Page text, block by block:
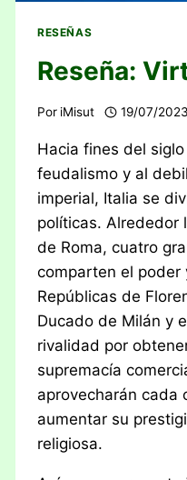
RESEÑAS
Reseña:
Por iMisut 19/07/2023
Hacia fines del
feudalismo y al
imperial, Italia se
políticas. Alrededor
de Roma, cuatro
comparten el poder
Repúblicas de
Ducado de Milán y
rivalidad por
supremacía
aprovecharán cada
aumentar su
religiosa.